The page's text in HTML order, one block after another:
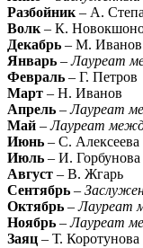
Разбойник – А.
Волк – К.
Декабрь – М. Иванов
Январь –Лауреат
Февраль – Г. Петров
Март – Н. Иванов
Апрель –Лауреат
Май –Лауреат
Июнь – С. Алексеева
Июль – И. Горбунова
Август – В. Жгарь
Сентябрь –
Октябрь –Лауреат
Ноябрь –Лауреат
Заяц – Т. Коротунова